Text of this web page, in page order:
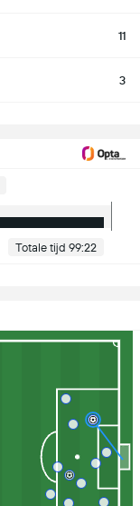
11
3
Totale tijd 99:22